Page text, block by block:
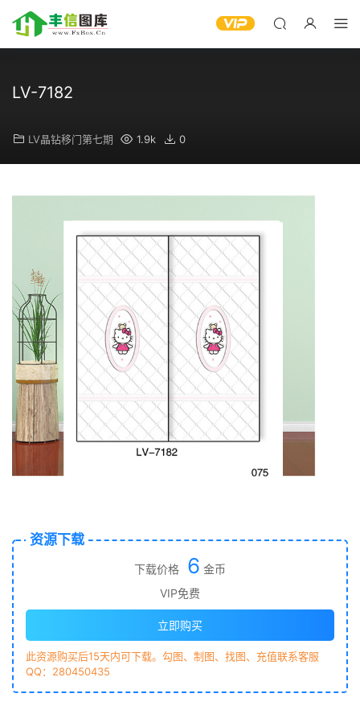
LV-7182
LV晶钻移门第七期 1.9k 0
资源下载
下载价格 6 金币
VIP免费
立即购买
此资源购买后15天内可下载。勾图、制图、找图、充值联系客服
QQ：280450435